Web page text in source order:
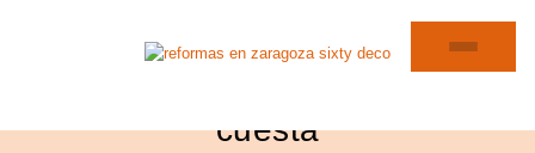
Precio de una reforma de baño
cuesta